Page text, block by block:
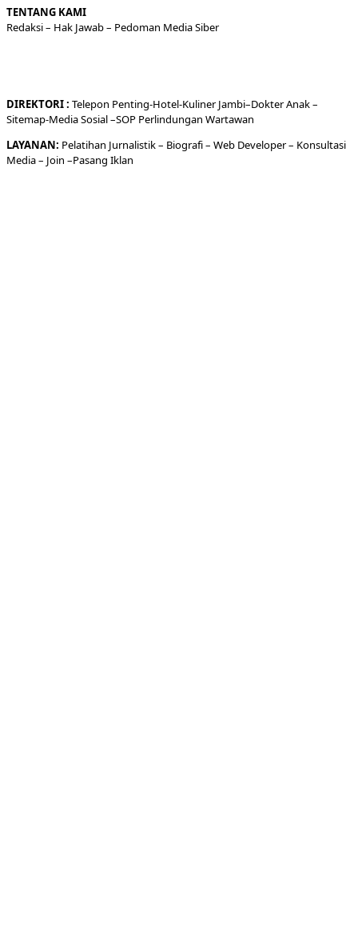
TENTANG KAMI
Redaksi– Hak Jawab – Pedoman Media Siber
DIREKTORI: Telepon Penting-Hotel-KulinerJambi–DokterAnak –
Sitemap-Media Sosial –SOP Perlindungan Wartawan
LAYANAN: Pelatihan Jurnalistik – Biografi– Web Developer– Konsultasi
Media– Join –Pasang Iklan